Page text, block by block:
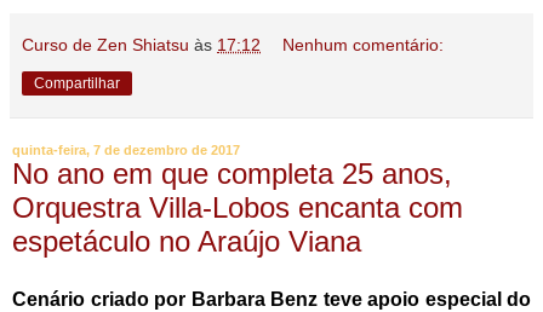
Curso de Zen Shiatsu às 17:12 Nenhum comentário:
Compartilhar
quinta-feira, 7 de dezembro de 2017
No ano em que completa 25 anos,
Orquestra Villa-Lobos encanta com
espetáculo no Araújo Viana
Cenário criado por Barbara Benz teve apoio especial do